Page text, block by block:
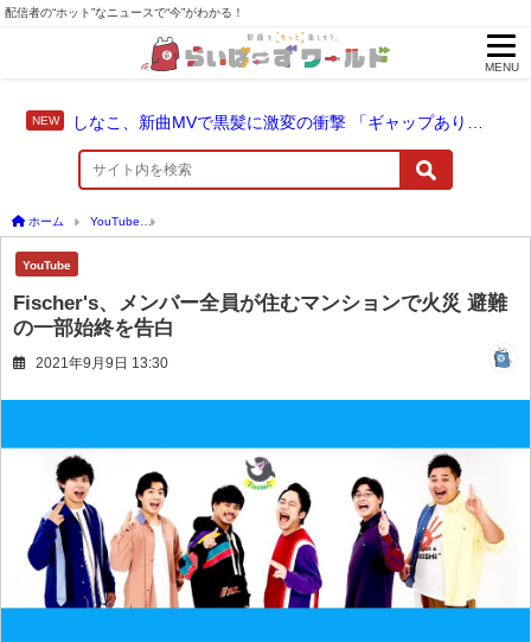
配信者の“ホット”なニュースで“今”がわかる！
MENU
ホーム YouTube
YouTube
Fischer's、メンバー全員が住むマンションで火災 避難
の一部始終を告白
2021年9月9日 13:30